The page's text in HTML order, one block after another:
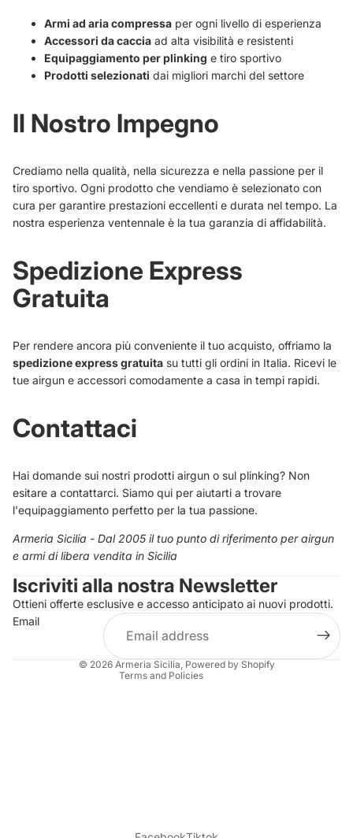
Armi ad aria compressa per ogni livello di esperienza
Accessori da caccia ad alta visibilità e resistenti
Equipaggiamento per plinking e tiro sportivo
Prodotti selezionati dai migliori marchi del settore
Il Nostro Impegno
Crediamo nella qualità, nella sicurezza e nella passione per il
tiro sportivo. Ogni prodotto che vendiamo è selezionato con
cura per garantire prestazioni eccellenti e durata nel tempo. La
nostra esperienza ventennale è la tua garanzia di affidabilità.
Spedizione Express
Gratuita
Per rendere ancora più conveniente il tuo acquisto, offriamo la
spedizione express gratuita su tutti gli ordini in Italia. Ricevi le
tue airgun e accessori comodamente a casa in tempi rapidi.
Contattaci
Hai domande sui nostri prodotti airgun o sul plinking? Non
esitare a contattarci. Siamo qui per aiutarti a trovare
l'equipaggiamento perfetto per la tua passione.
Armeria Sicilia - Dal 2005 il tuo punto di riferimento per airgun
e armi di libera vendita in Sicilia
Iscriviti alla nostra Newsletter
Ottieni offerte esclusive e accesso anticipato ai nuovi prodotti.
Email
© 2026 Armeria Sicilia , Powered by Shopify
Terms and Policies
Privacy policy
Contact information
Refund policy
Terms of service
Shipping policy
Legal notice